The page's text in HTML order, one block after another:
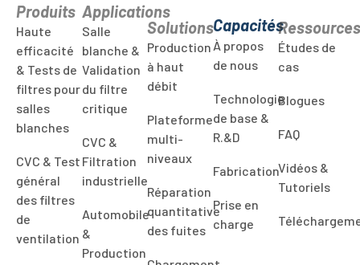
Produits
Haute
efficacité
& Tests de
filtres pour
salles
blanches
CVC & Test
général
des filtres
de
ventilation
Applications
Salle
blanche &
Validation
du filtre
critique
CVC &
Filtration
industrielle
Automobile
&
Production
Solutions
Production
à haut
débit
Plateforme
multi-
niveaux
Réparation
quantitative
des fuites
Capacités
À propos
de nous
Technologie
de base &
R.&D
Fabrication
Prise en
charge
Études de
cas
Blogues
FAQ
Vidéos &
Tutoriels